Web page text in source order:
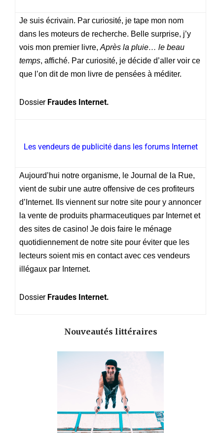
Je suis écrivain. Par curiosité, je tape mon nom
dans les moteurs de recherche. Belle surprise, j’y
vois mon premier livre, Après la pluie… le beau
temps, affiché. Par curiosité, je décide d’aller voir ce
que l’on dit de mon livre de pensées à méditer.
Dossier Fraudes Internet.
Les vendeurs de publicité dans les forums Internet
Aujourd’hui notre organisme, le Journal de la Rue,
vient de subir une autre offensive de ces profiteurs
d’Internet. Ils viennent sur notre site pour y annoncer
la vente de produits pharmaceutiques par Internet et
des sites de casino! Je dois faire le ménage
quotidiennement de notre site pour éviter que les
lecteurs soient mis en contact avec ces vendeurs
illégaux par Internet.
Dossier Fraudes Internet.
Nouveautés littéraires